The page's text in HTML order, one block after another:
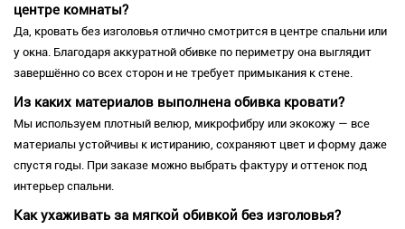
центре комнаты?
Да, кровать без изголовья отлично смотрится в центре спальни или
у окна. Благодаря аккуратной обивке по периметру она выглядит
завершённо со всех сторон и не требует примыкания к стене.
Из каких материалов выполнена обивка кровати?
Мы используем плотный велюр, микрофибру или экокожу — все
материалы устойчивы к истиранию, сохраняют цвет и форму даже
спустя годы. При заказе можно выбрать фактуру и оттенок под
интерьер спальни.
Как ухаживать за мягкой обивкой без изголовья?